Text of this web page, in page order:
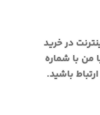
در خرید
با شماره